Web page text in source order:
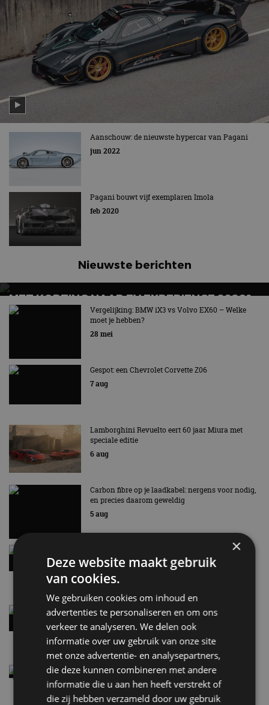
Aanschouw: de nieuwste hypercar van Pagani
jun 2022
Pagani bouwt vijf exemplaren Imola
feb 2020
Nieuwste berichten
MET KORTING NAAR EV EXPERIENCE 2026?
AUTORAI REGELT HET!
EV Experience 2026 van 24 tot 26 september
Vergelijking: BMW iX3 vs Volvo EX60 – Welke
moet je hebben?
28 mei
Gespot: een Chevrolet Corvette Z06
7 aug
Lamborghini Revuelto eert 60 jaar Miura met
speciale editie
6 aug
Carbon fibre op je laadkabel: nergens voor nodig,
en precies daarom geweldig
5 aug
Hennessey Blackbird krijgt atmosferische V8 en
handbak: soms is eenvoud leuker
5 aug
Audi A2 e-Tron mikt op verbruik van 12,8 kWh
per 100 kilometer
4 aug
Elektrische Geely E2 (tijdelijk) net zo goedkoop
als een Renault Twingo
4 aug
×
Deze website maakt gebruik
van cookies.
We gebruiken cookies om inhoud en
advertenties te personaliseren en om ons
verkeer te analyseren. We delen ook
informatie over uw gebruik van onze site
met onze advertentie- en analysepartners,
die deze kunnen combineren met andere
informatie die u aan hen heeft verstrekt of
die zij hebben verzameld door uw gebruik